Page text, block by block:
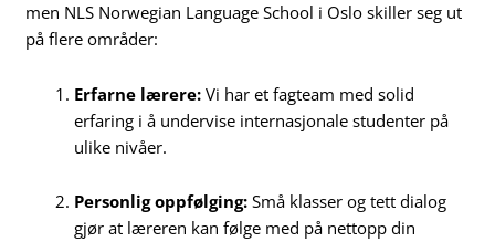
men NLS Norwegian Language School i Oslo skiller seg ut
på flere områder:
Erfarne lærere: Vi har et fagteam med solid
erfaring i å undervise internasjonale studenter på
ulike nivåer.
Personlig oppfølging: Små klasser og tett dialog
gjør at læreren kan følge med på nettopp din